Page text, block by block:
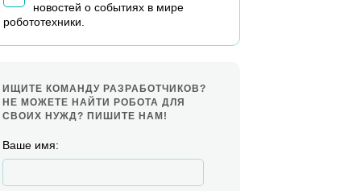
новостей о событиях в мире
робототехники.
ИЩИТЕ КОМАНДУ РАЗРАБОТЧИКОВ?
НЕ МОЖЕТЕ НАЙТИ РОБОТА ДЛЯ
СВОИХ НУЖД? ПИШИТЕ НАМ!
Ваше имя: